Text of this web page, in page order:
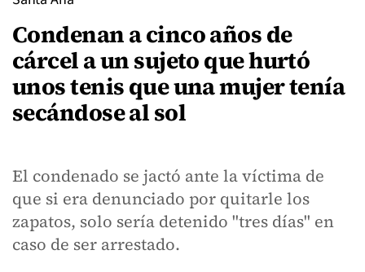
Condenan a cinco años de
cárcel a un sujeto que hurtó
unos tenis que una mujer tenía
secándose al sol
El condenado se jactó ante la víctima de
que si era denunciado por quitarle los
zapatos, solo sería detenido "tres días" en
caso de ser arrestado.